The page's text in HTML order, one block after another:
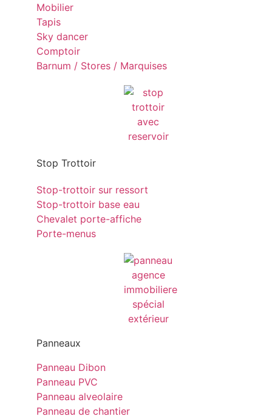
Mobilier
Tapis
Sky dancer
Comptoir
Barnum / Stores / Marquises
Stop Trottoir
Stop-trottoir sur ressort
Stop-trottoir base eau
Chevalet porte-affiche
Porte-menus
Panneaux
Panneau Dibon
Panneau PVC
Panneau alveolaire
Panneau de chantier